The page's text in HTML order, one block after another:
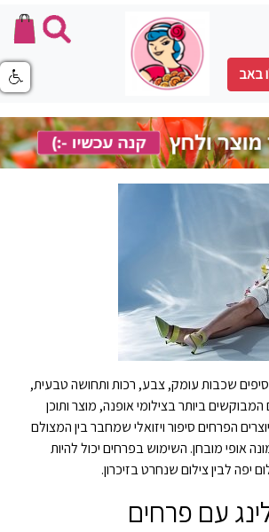
באב
שכבות עומק, צבע, רכות ותחושה טבעית,
ביותר בצילומי אופנה, מוצר ותוכן
הפרחים סיפור ויזואלי שמחבר בין המצולם
אופי מובחן. השימוש בפרחים יכול להיות
יפה לבין צילום שנחרט בזיכרון.
עם פרחים